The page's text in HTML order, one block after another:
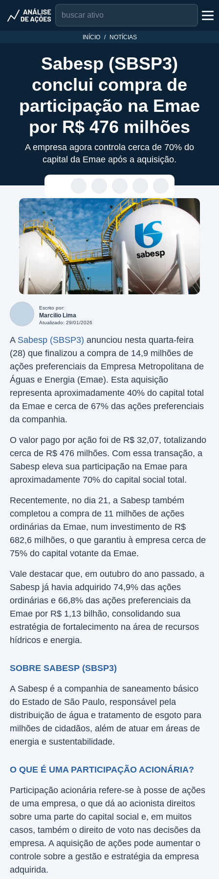
INÍCIO NOTÍCIAS
Sabesp (SBSP3)
conclui compra de
participação na Emae
por R$ 476 milhões
A empresa agora controla cerca de 70% do
capital da Emae após a aquisição.
Escrito por:
Marcilio Lima
Atualizado: 29/01/2026
A Sabesp (SBSP3) anunciou nesta quarta-feira
(28) que finalizou a compra de 14,9 milhões de
ações preferenciais da Empresa Metropolitana de
Águas e Energia (Emae). Esta aquisição
representa aproximadamente 40% do capital total
da Emae e cerca de 67% das ações preferenciais
da companhia.
O valor pago por ação foi de R$ 32,07, totalizando
cerca de R$ 476 milhões. Com essa transação, a
Sabesp eleva sua participação na Emae para
aproximadamente 70% do capital social total.
Recentemente, no dia 21, a Sabesp também
completou a compra de 11 milhões de ações
ordinárias da Emae, num investimento de R$
682,6 milhões, o que garantiu à empresa cerca de
75% do capital votante da Emae.
Vale destacar que, em outubro do ano passado, a
Sabesp já havia adquirido 74,9% das ações
ordinárias e 66,8% das ações preferenciais da
Emae por R$ 1,13 bilhão, consolidando sua
estratégia de fortalecimento na área de recursos
hídricos e energia.
SOBRE SABESP (SBSP3)
A Sabesp é a companhia de saneamento básico
do Estado de São Paulo, responsável pela
distribuição de água e tratamento de esgoto para
milhões de cidadãos, além de atuar em áreas de
energia e sustentabilidade.
O QUE É UMA PARTICIPAÇÃO ACIONÁRIA?
Participação acionária refere-se à posse de ações
de uma empresa, o que dá ao acionista direitos
sobre uma parte do capital social e, em muitos
casos, também o direito de voto nas decisões da
empresa. A aquisição de ações pode aumentar o
controle sobre a gestão e estratégia da empresa
adquirida.